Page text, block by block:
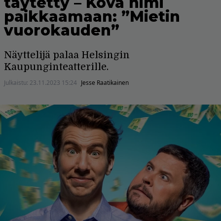
paikkaamaan: ”Mietin
vuorokauden”
Näyttelijä palaa Helsingin
Kaupunginteatterille.
Julkaistu: 23.11.2023 15:24 Jesse Raatikainen